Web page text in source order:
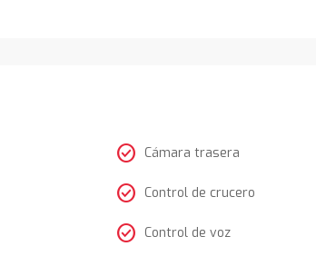
check_circle Cámara trasera
check_circle Control de crucero
check_circle Control de voz